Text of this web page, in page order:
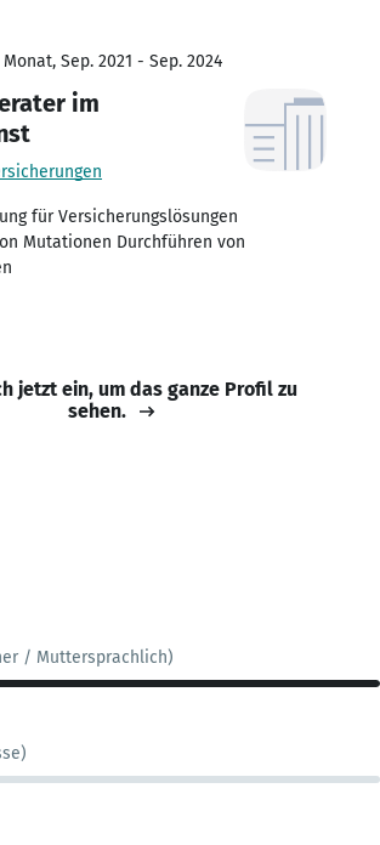
Sep. 2021 - Sep. 2024
im
für Versicherungslösungen
Mutationen Durchführen von
jetzt ein, um das ganze Profil zu
sehen.
/ Muttersprachlich)